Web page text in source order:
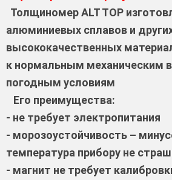
Толщиномер ALT TOP
алюминиевых сплавов и
высококачественных
к нормальным механическим
погодным условиям
Его преимущества:
- не требует электропитания
- морозоустойчивость –
температура прибору не
- магнит не требует